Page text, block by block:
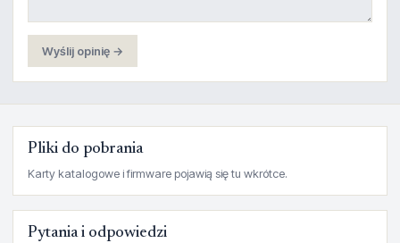
Wyślij opinię →
Pliki do pobrania
Karty katalogowe i firmware pojawią się tu wkrótce.
Pytania i odpowiedzi